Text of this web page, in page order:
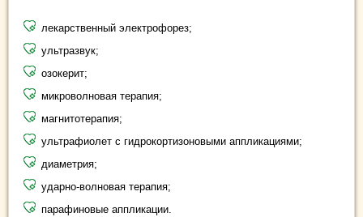
лекарственный электрофорез;
ультразвук;
озокерит;
микроволновая терапия;
магнитотерапия;
ультрафиолет с гидрокортизоновыми аппликациями;
диаметрия;
ударно-волновая терапия;
парафиновые аппликации.